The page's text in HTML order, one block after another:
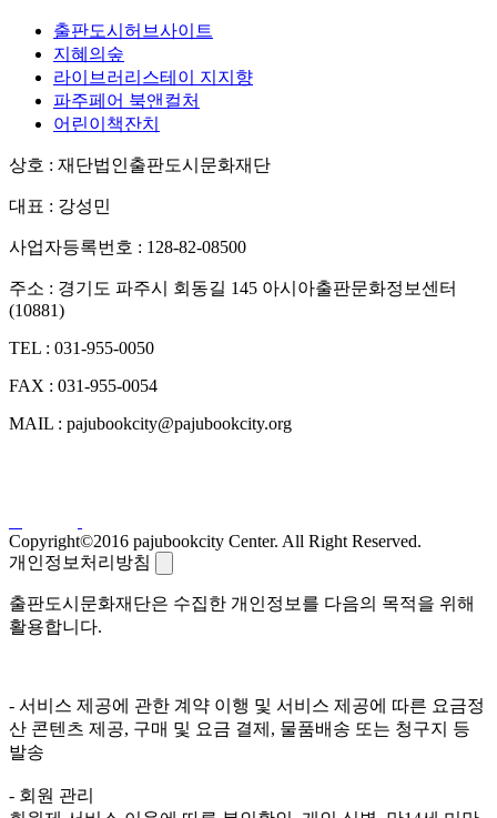
출판도시허브사이트
지혜의숲
라이브러리스테이 지지향
파주페어 북앤컬처
어린이책잔치
상호 : 재단법인출판도시문화재단
대표 : 강성민
사업자등록번호 : 128-82-08500
주소 : 경기도 파주시 회동길 145 아시아출판문화정보센터
(10881)
TEL : 031-955-0050
FAX : 031-955-0054
MAIL : pajubookcity@pajubookcity.org
Copyright©2016 pajubookcity Center. All Right Reserved.
개인정보처리방침
출판도시문화재단은 수집한 개인정보를 다음의 목적을 위해
활용합니다.
- 서비스 제공에 관한 계약 이행 및 서비스 제공에 따른 요금정
산 콘텐츠 제공, 구매 및 요금 결제, 물품배송 또는 청구지 등
발송
- 회원 관리